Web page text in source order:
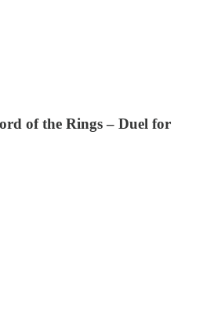
of the Rings – Duel for